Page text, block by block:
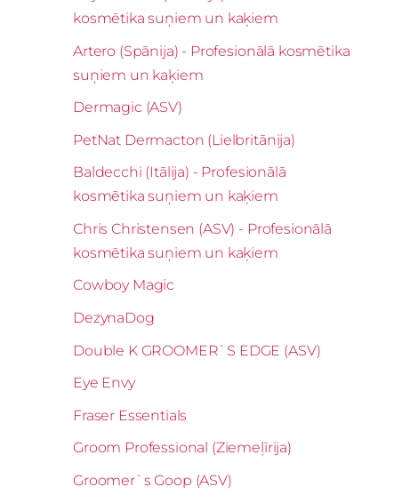
kosmētika suņiem un kaķiem
Artero (Spānija) - Profesionālā kosmētika
suņiem un kaķiem
Dermagic (ASV)
PetNat Dermacton (Lielbritānija)
Baldecchi (Itālija) - Profesionālā
kosmētika suņiem un kaķiem
Chris Christensen (ASV) - Profesionālā
kosmētika suņiem un kaķiem
Cowboy Magic
DezynaDog
Double K GROOMER`S EDGE (ASV)
Eye Envy
Fraser Essentials
Groom Professional (Ziemeļīrija)
Groomer`s Goop (ASV)